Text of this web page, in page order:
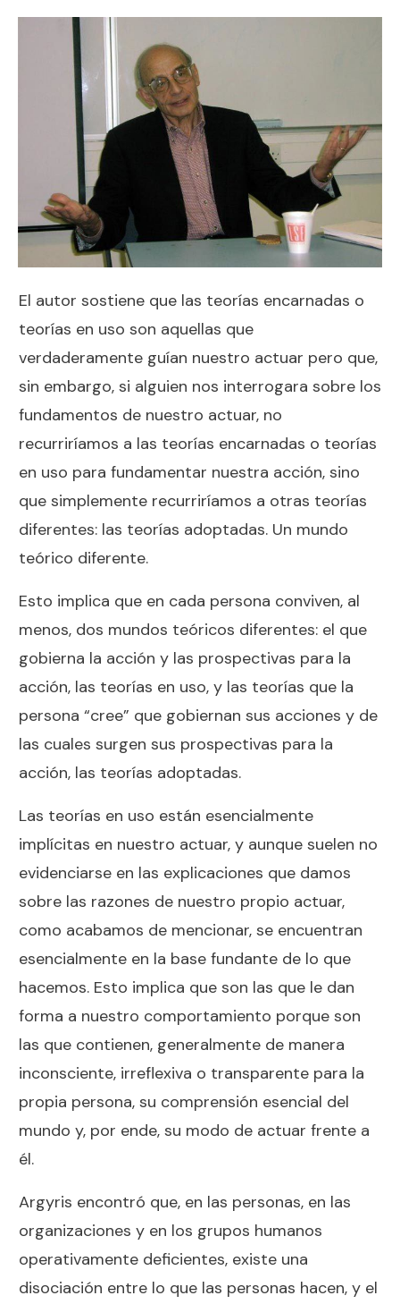
El autor sostiene que las teorías encarnadas o
teorías en uso son aquellas que
verdaderamente guían nuestro actuar pero que,
sin embargo, si alguien nos interrogara sobre los
fundamentos de nuestro actuar, no
recurriríamos a las teorías encarnadas o teorías
en uso para fundamentar nuestra acción, sino
que simplemente recurriríamos a otras teorías
diferentes: las teorías adoptadas. Un mundo
teórico diferente.
Esto implica que en cada persona conviven, al
menos, dos mundos teóricos diferentes: el que
gobierna la acción y las prospectivas para la
acción, las teorías en uso, y las teorías que la
persona “cree” que gobiernan sus acciones y de
las cuales surgen sus prospectivas para la
acción, las teorías adoptadas.
Las teorías en uso están esencialmente
implícitas en nuestro actuar, y aunque suelen no
evidenciarse en las explicaciones que damos
sobre las razones de nuestro propio actuar,
como acabamos de mencionar, se encuentran
esencialmente en la base fundante de lo que
hacemos. Esto implica que son las que le dan
forma a nuestro comportamiento porque son
las que contienen, generalmente de manera
inconsciente, irreflexiva o transparente para la
propia persona, su comprensión esencial del
mundo y, por ende, su modo de actuar frente a
él.
Argyris encontró que, en las personas, en las
organizaciones y en los grupos humanos
operativamente deficientes, existe una
disociación entre lo que las personas hacen, y el